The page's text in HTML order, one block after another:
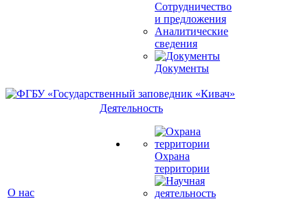
Сотрудничество
и предложения
Аналитические
сведения
Документы
О нас
Деятельность
Охрана
территории